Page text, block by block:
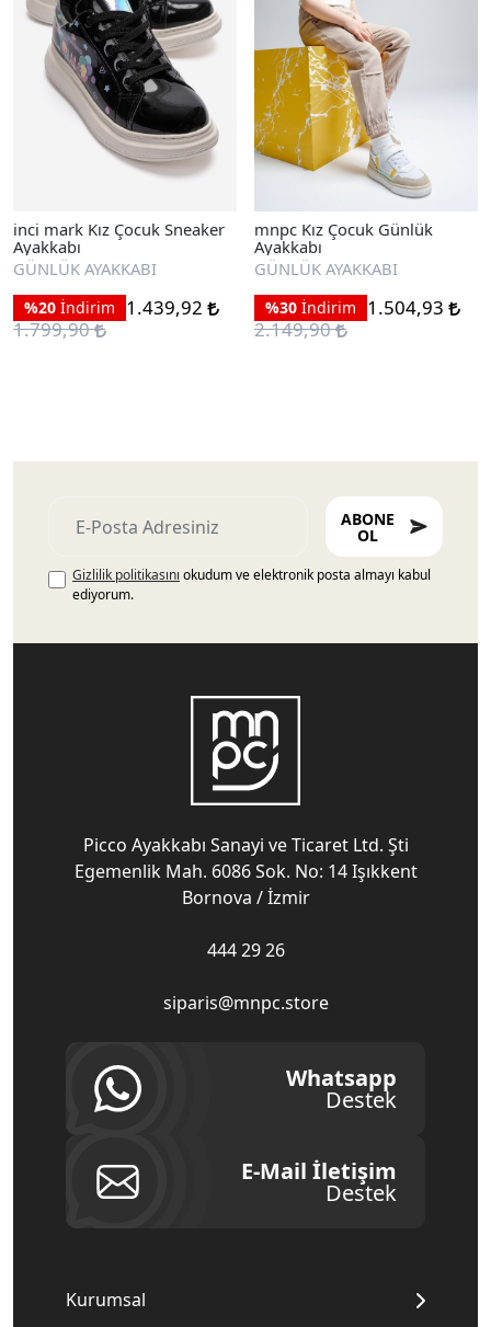
inci mark Kız Çocuk Sneaker
Ayakkabı
GÜNLÜK AYAKKABI
%20 İndirim
1.439,92
1.799,90
mnpc Kız Çocuk Günlük
Ayakkabı
GÜNLÜK AYAKKABI
%30 İndirim
1.504,93
2.149,90
ABONE
OL
Gizlilik politikasını okudum ve elektronik posta almayı kabul
ediyorum.
Picco Ayakkabı Sanayi ve Ticaret Ltd. Şti
Egemenlik Mah. 6086 Sok. No: 14 Işıkkent
Bornova / İzmir
444 29 26
siparis@mnpc.store
Whatsapp
Destek
E-Mail İletişim
Destek
Kurumsal